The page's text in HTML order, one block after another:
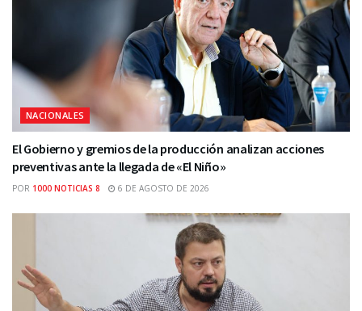
NACIONALES
El Gobierno y gremios de la producción analizan acciones
preventivas ante la llegada de «El Niño»
POR 1000 NOTICIAS 8 6 DE AGOSTO DE 2026